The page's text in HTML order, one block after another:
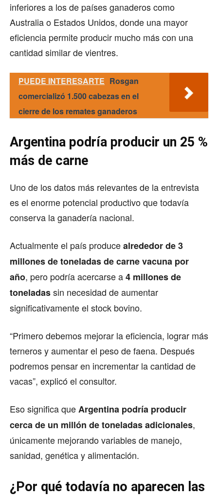
inferiores a los de países ganaderos como
Australia o Estados Unidos, donde una mayor
eficiencia permite producir mucho más con una
cantidad similar de vientres.
PUEDE INTERESARTE Rosgan
comercializó 1.500 cabezas en el
cierre de los remates ganaderos
Argentina podría producir un 25 %
más de carne
Uno de los datos más relevantes de la entrevista
es el enorme potencial productivo que todavía
conserva la ganadería nacional.
Actualmente el país producealrededor de 3
millones de toneladas de carne vacuna por
año, pero podría acercarse a4 millones de
toneladassin necesidad de aumentar
significativamente el stock bovino.
“Primero debemos mejorar la eficiencia, lograr más
terneros y aumentar el peso de faena. Después
podremos pensar en incrementar la cantidad de
vacas”, explicó el consultor.
Eso significa queArgentina podría producir
cerca de un millón de toneladas adicionales,
únicamente mejorando variables de manejo,
sanidad, genética y alimentación.
¿Por qué todavía no aparecen las